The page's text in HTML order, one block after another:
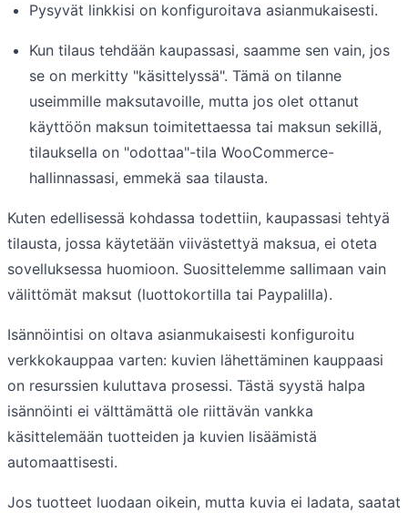
Pysyvät linkkisi on konfiguroitava asianmukaisesti.
Kun tilaus tehdään kaupassasi, saamme sen vain, jos
se on merkitty "käsittelyssä". Tämä on tilanne
useimmille maksutavoille, mutta jos olet ottanut
käyttöön maksun toimitettaessa tai maksun sekillä,
tilauksella on "odottaa"-tila WooCommerce-
hallinnassasi, emmekä saa tilausta.
Kuten edellisessä kohdassa todettiin, kaupassasi tehtyä
tilausta, jossa käytetään viivästettyä maksua, ei oteta
sovelluksessa huomioon. Suosittelemme sallimaan vain
välittömät maksut (luottokortilla tai Paypalilla).
Isännöintisi on oltava asianmukaisesti konfiguroitu
verkkokauppaa varten: kuvien lähettäminen kauppaasi
on resurssien kuluttava prosessi. Tästä syystä halpa
isännöinti ei välttämättä ole riittävän vankka
käsittelemään tuotteiden ja kuvien lisäämistä
automaattisesti.
Jos tuotteet luodaan oikein, mutta kuvia ei ladata, saatat